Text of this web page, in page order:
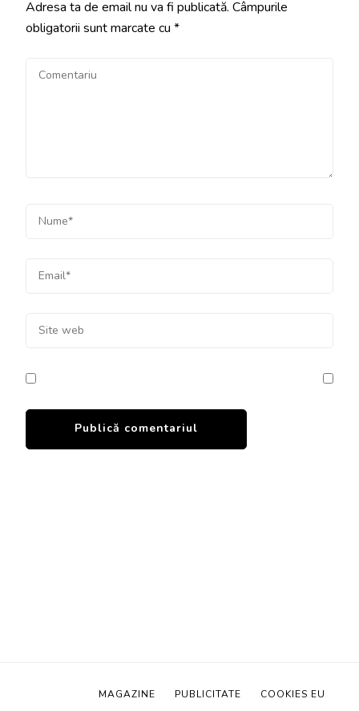
Adresa ta de email nu va fi publicată. Câmpurile
obligatorii sunt marcate cu *
MAGAZINE PUBLICITATE COOKIES EU